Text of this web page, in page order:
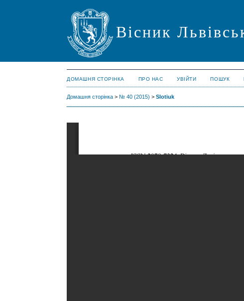
Вісник
ДОМАШНЯ СТОРІНКА ПРО НАС УВІЙТИ ПОШУК
Домашня сторінка > № 40 (2015) >Slotiuk